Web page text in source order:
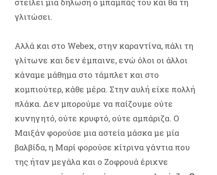
γλιτώσει.
Αλλά και στο Webex, στην καραντίνα, πάλι τη
γλίτωνε και δεν έμπαινε, ενώ όλοι οι άλλοι
κάναμε μάθημα στο τάμπλετ και στο
κομπιούτερ, κάθε μέρα. Στην αυλή είχε πολλή
πλάκα. Δεν μπορούμε να παίζουμε ούτε
κυνηγητό, ούτε κρυφτό, ούτε αμπάριζα. Ο
Μαιξάν φορούσε μια αστεία μάσκα με μία
βαλβίδα, η Μαρί φορούσε κίτρινα γάντια που
της ήταν μεγάλα και ο Ζοφρουά έριχνε